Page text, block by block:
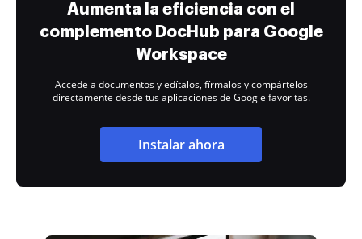
Aumenta la eficiencia con el
complemento DocHub para Google
Workspace
Accede a documentos y edítalos, fírmalos y compártelos
directamente desde tus aplicaciones de Google favoritas.
Instalar ahora